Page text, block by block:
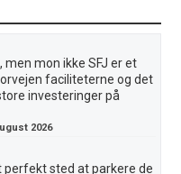
men mon ikke SFJ er et
faciliteterne og det
investeringer på
2026
perfekt sted at parkere de